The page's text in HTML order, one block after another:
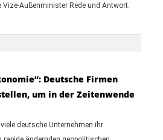
Vize-Außenminister Rede und Antwort.
Deutsche Firmen
um in der Zeitenwende
deutsche Unternehmen ihr